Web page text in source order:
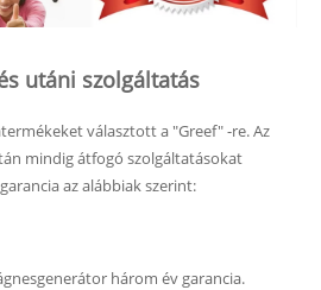
utáni szolgáltatás
választott a "Greef" -re. Az
mindig átfogó szolgáltatásokat
az alábbiak szerint:
három év garancia.